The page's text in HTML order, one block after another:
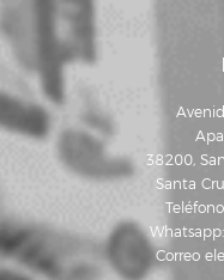
38200,
Santa
Whatsapp:
Correo